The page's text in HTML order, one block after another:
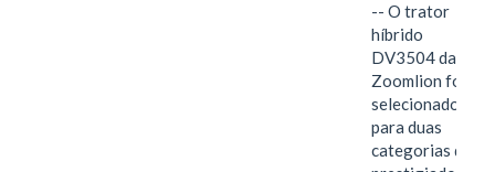
-- O trator
híbrido
DV3504 da
Zoomlion foi
selecionado
para duas
categorias do